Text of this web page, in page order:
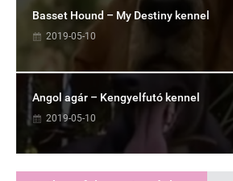
Basset Hound – My Destiny kennel
2019-05-10
Angol agár – Kengyelfutó kennel
2019-05-10